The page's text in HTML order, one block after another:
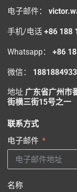
电子邮件：
手机/电话 +86 188
Whatsapp： +86
微信：
地址 广东省广州市
街横三街15号之一
联系方式
电子邮件
名称